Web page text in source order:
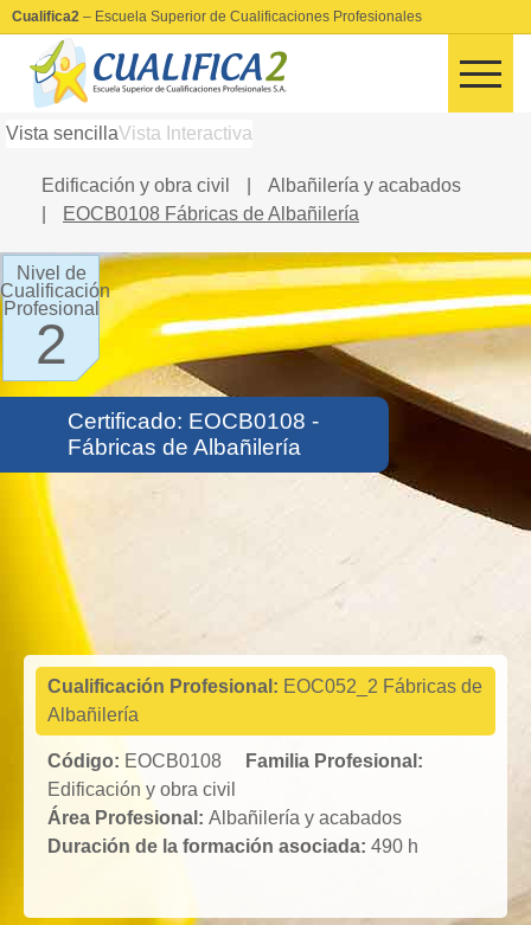
Cualifica2 – Escuela Superior de Cualificaciones Profesionales
Vista sencillaVista Interactiva
Edificación y obra civil
Albañilería y acabados
EOCB0108 Fábricas de Albañilería
Nivel de
Cualificación
Profesional
2
Certificado: EOCB0108 -
Fábricas de Albañilería
Edificación y
obra civil
Cualificación Profesional: EOC052_2 Fábricas de
Albañilería
Código: EOCB0108
Familia Profesional:
Edificación y obra civil
Área Profesional: Albañilería y acabados
Duración de la formación asociada: 490 h